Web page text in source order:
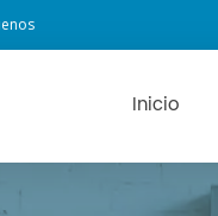
Inicio